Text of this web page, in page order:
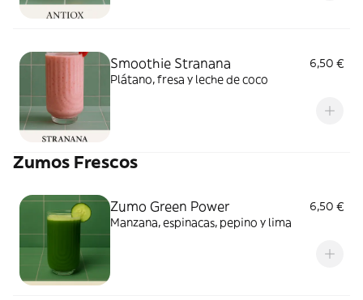
Smoothie Stranana
6,50 €
Plátano, fresa y leche de coco
Zumos Frescos
Zumo Green Power
6,50 €
Manzana, espinacas, pepino y lima